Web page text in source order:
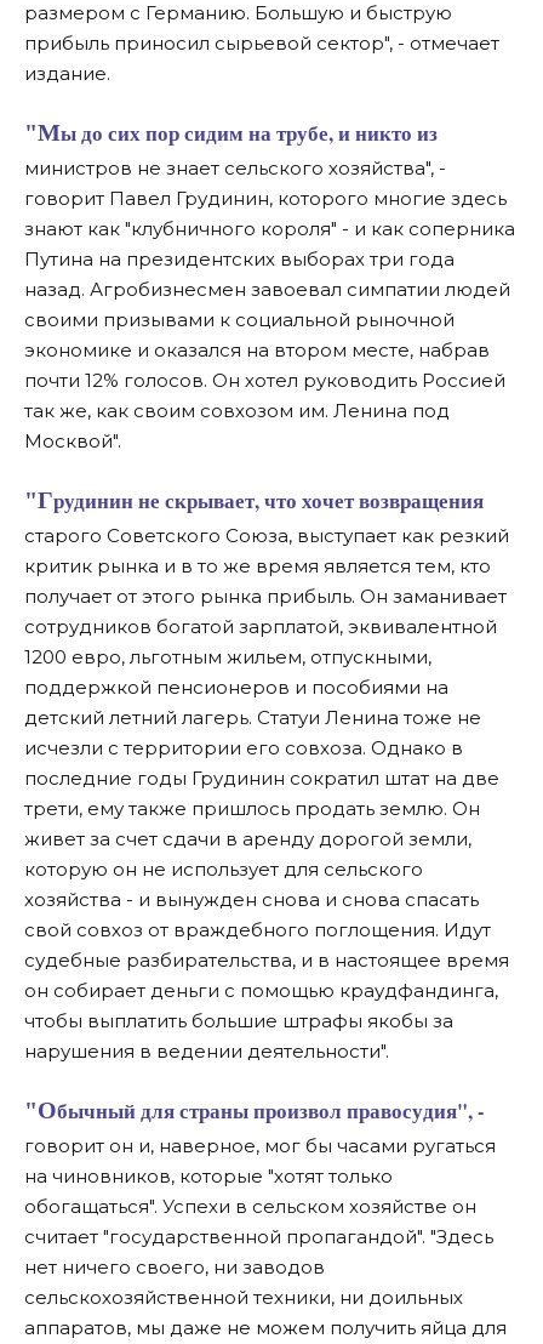
размером с Германию. Большую и быструю
прибыль приносил сырьевой сектор", - отмечает
издание.
"Мы до сих пор сидим на трубе, и никто из
министров не знает сельского хозяйства", -
говорит Павел Грудинин, которого многие здесь
знают как "клубничного короля" - и как соперника
Путина на президентских выборах три года
назад. Агробизнесмен завоевал симпатии людей
своими призывами к социальной рыночной
экономике и оказался на втором месте, набрав
почти 12% голосов. Он хотел руководить Россией
так же, как своим совхозом им. Ленина под
Москвой".
"Грудинин не скрывает, что хочет возвращения
старого Советского Союза, выступает как резкий
критик рынка и в то же время является тем, кто
получает от этого рынка прибыль. Он заманивает
сотрудников богатой зарплатой, эквивалентной
1200 евро, льготным жильем, отпускными,
поддержкой пенсионеров и пособиями на
детский летний лагерь. Статуи Ленина тоже не
исчезли с территории его совхоза. Однако в
последние годы Грудинин сократил штат на две
трети, ему также пришлось продать землю. Он
живет за счет сдачи в аренду дорогой земли,
которую он не использует для сельского
хозяйства - и вынужден снова и снова спасать
свой совхоз от враждебного поглощения. Идут
судебные разбирательства, и в настоящее время
он собирает деньги с помощью краудфандинга,
чтобы выплатить большие штрафы якобы за
нарушения в ведении деятельности".
"Обычный для страны произвол правосудия", -
говорит он и, наверное, мог бы часами ругаться
на чиновников, которые "хотят только
обогащаться". Успехи в сельском хозяйстве он
считает "государственной пропагандой". "Здесь
нет ничего своего, ни заводов
сельскохозяйственной техники, ни доильных
аппаратов, мы даже не можем получить яйца для